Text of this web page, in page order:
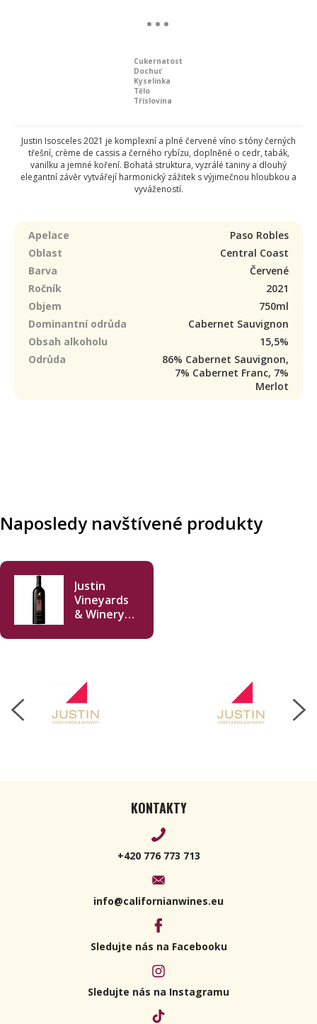
Cukernatost
Dochuť
Kyselinka
Tělo
Tříslovina
Justin Isosceles 2021 je komplexní a plné červené víno s tóny černých
třešní, crème de cassis a černého rybízu, doplněné o cedr, tabák,
vanilku a jemné koření. Bohatá struktura, vyzrálé taniny a dlouhý
elegantní závěr vytvářejí harmonický zážitek s výjimečnou hloubkou a
vyvážeností.
Apelace
Paso Robles
Oblast
Central Coast
Barva
Červené
Ročník
2021
Objem
750ml
Dominantní odrůda
Cabernet Sauvignon
Obsah alkoholu
15,5%
Odrůda
86% Cabernet Sauvignon,
7% Cabernet Franc, 7%
Merlot
Naposledy navštívené produkty
Justin
Vineyards
& Winery
2021 750ml
KONTAKTY
+420 776 773 713
info@californianwines.eu
Sledujte nás na Facebooku
Sledujte nás na Instagramu